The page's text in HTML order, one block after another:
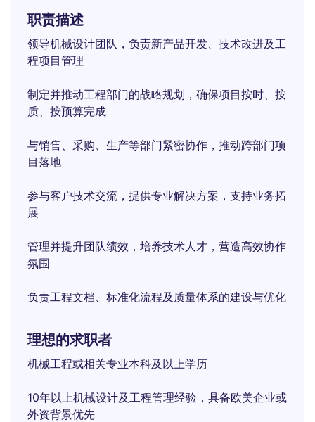
职责描述
领导机械设计团队，负责新产品开发、技术改进及工
程项目管理
制定并推动工程部门的战略规划，确保项目按时、按
质、按预算完成
与销售、采购、生产等部门紧密协作，推动跨部门项
目落地
参与客户技术交流，提供专业解决方案，支持业务拓
展
管理并提升团队绩效，培养技术人才，营造高效协作
氛围
负责工程文档、标准化流程及质量体系的建设与优化
理想的求职者
机械工程或相关专业本科及以上学历
10年以上机械设计及工程管理经验，具备欧美企业或
外资背景优先